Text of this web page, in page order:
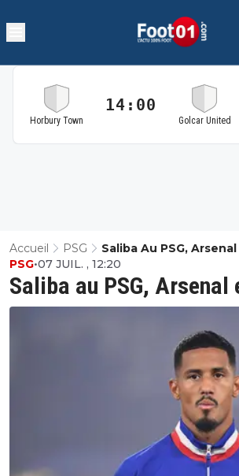
Horbury Town
14:00
Golcar United
Accueil PSG Saliba Au PSG,
Saliba au PSG, Arsenal
PSG•07 JUIL. , 12:20